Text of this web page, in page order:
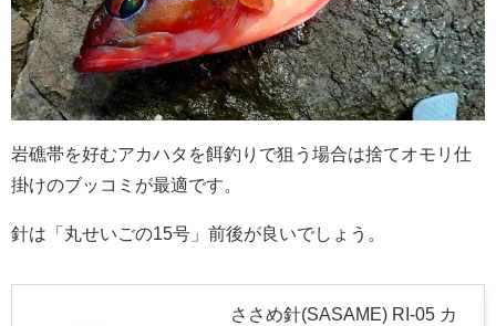
岩礁帯を好むアカハタを餌釣りで狙う場合は捨てオモリ仕
掛けのブッコミが最適です。
針は「丸せいごの15号」前後が良いでしょう。
ささめ針(SASAME) RI-05 カ